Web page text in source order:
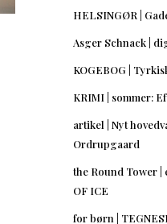
HELSINGØR |
Asger Schnack |
KOGEBOG |
KRIMI | sommer:
artikel | Nyt
Ordrupgaard
the Round Tower |
OF ICE
for børn |